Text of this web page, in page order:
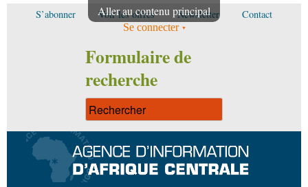
Aller au contenu principal
S’abonner Voir les offres Newsletter Contact
Se connecter
Formulaire de
recherche